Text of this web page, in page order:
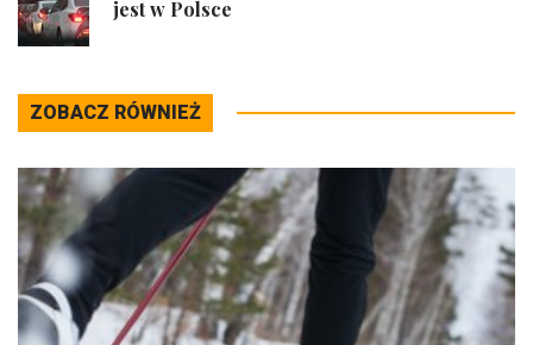
jest w Polsce
ZOBACZ RÓWNIEŻ